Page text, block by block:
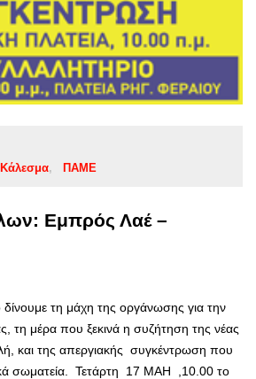
Κάλεσμα ΠΑΜΕ
Εμπρός Λαέ –
τη μάχη της οργάνωσης για την
τη μέρα που ξεκινά η συζήτηση της νέας
και της απεργιακής συγκέντρωση που
σωματεία. Τετάρτη 17 ΜΑΗ ,10.00 το